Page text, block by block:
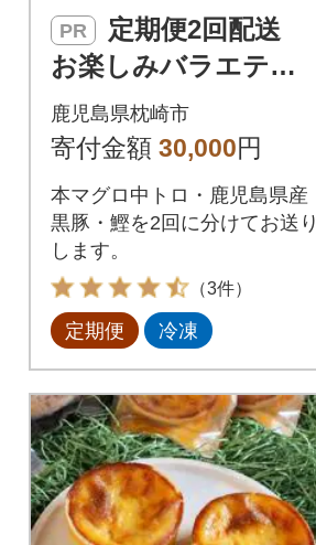
PR
お楽しみバラエティ
定期便(鹿児島県産黒
豚・鮪etc) DD-6008
鹿児島県枕崎市
寄付金額 30,000円
本マグロ中トロ・鹿児島県産
黒豚・鰹を2回に分けてお送り
します。
（3件）
定期便 冷凍